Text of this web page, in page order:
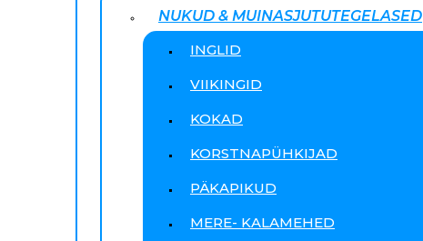
NUKUD & MUINASJUTUTEGELASED
INGLID
VIIKINGID
KOKAD
KORSTNAPÜHKIJAD
PÄKAPIKUD
MERE- KALAMEHED